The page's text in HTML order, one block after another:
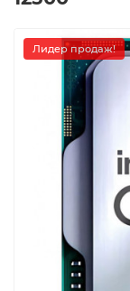
Лидер продаж!